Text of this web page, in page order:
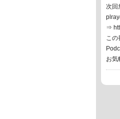
次回
plray
⇒
この
お気